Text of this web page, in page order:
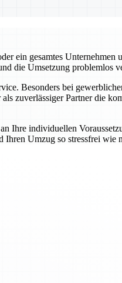
ein gesamtes
die Umsetzung problemlos
Besonders bei
zuverlässiger Partner die
Ihre individuellen
Ihren Umzug so stressfrei wie